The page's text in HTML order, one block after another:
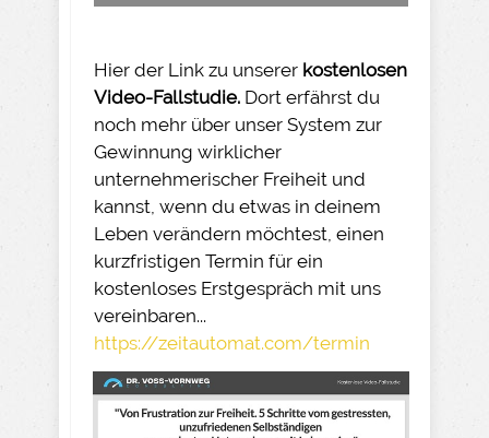
Hier der Link zu unserer kostenlosen
Video-Fallstudie. Dort erfährst du
noch mehr über unser System zur
Gewinnung wirklicher
unternehmerischer Freiheit und
kannst, wenn du etwas in deinem
Leben verändern möchtest, einen
kurzfristigen Termin für ein
kostenloses Erstgespräch mit uns
vereinbaren...
https://zeitautomat.com/termin